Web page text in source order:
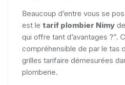
Beaucoup d’entre vous se
est le tarif plombier Nimy
qui offre tant d’avantages ?”.
compréhensible de par le tas
grilles tarifaire démesurées
plomberie.